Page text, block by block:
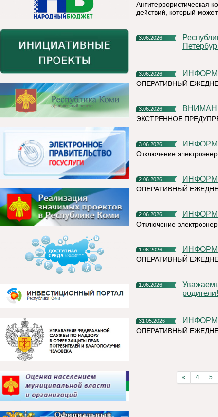
Антитеррористическая
действий, который
3.06.2026
Республика Коми представит свой потенциал на XXIX
3.06.2026
ОПЕРАТИВНЫЙ
3.06.2026
ЭКСТРЕННОЕ
3.06.2026
Отключение
2.06.2026
ОПЕРАТИВНЫЙ
2.06.2026
Отключение
1.06.2026
ОПЕРАТИВНЫЙ
1.06.2026
Уважаемые жители Княжпогостского округа! Дорогие ребята и
родители!
31.05.2026
ОПЕРАТИВНЫЙ
« 4 5